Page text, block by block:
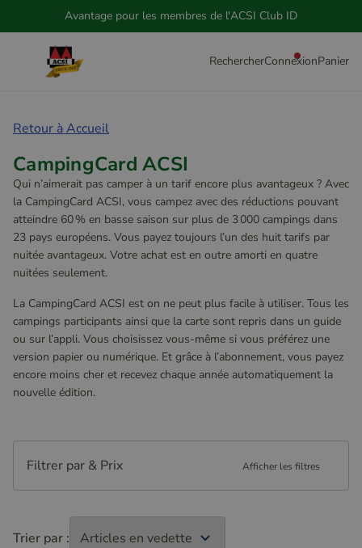
Avantage pour les membres de l'ACSI Club ID
RechercherConnexionPanier
Retour à Accueil
CampingCard ACSI
Qui n’aimerait pas camper à un tarif encore plus avantageux ? Avec
la CampingCard ACSI, vous campez avec des réductions pouvant
atteindre 60 % en basse saison sur plus de 3 000 campings dans
23 pays européens. Vous payez toujours l’un des huit tarifs par
nuitée avantageux. Votre achat est en outre amorti en quatre
nuitées seulement.
La CampingCard ACSI est on ne peut plus facile à utiliser. Tous les
campings participants ainsi que la carte sont repris dans un guide
ou sur l’appli. Vous choisissez vous-même si vous préférez une
version papier ou numérique. Et grâce à l’abonnement, vous payez
encore moins cher et recevez chaque année automatiquement la
nouvelle édition.
Filtrer par & Prix Afficher les filtres
Trier par :